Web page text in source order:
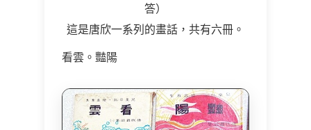
答）
這是唐欣一系列的畫話，共有六冊。
看雲。豔陽